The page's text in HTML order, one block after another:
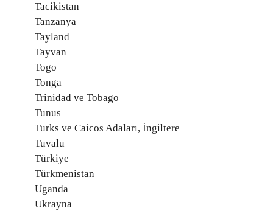
Tacikistan
Tanzanya
Tayland
Tayvan
Togo
Tonga
Trinidad ve Tobago
Tunus
Turks ve Caicos Adaları, İngiltere
Tuvalu
Türkiye
Türkmenistan
Uganda
Ukrayna